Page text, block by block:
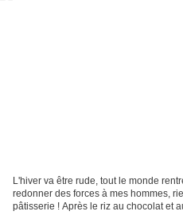
L'hiver va être rude, tout le monde
redonner des forces à mes hommes,
pâtisserie ! Après le riz au chocolat et